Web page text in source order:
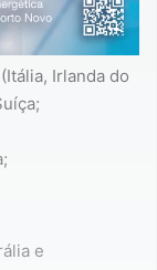
Irlanda do
e